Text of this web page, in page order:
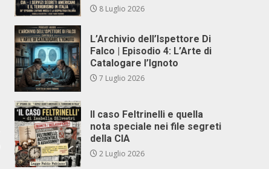
8 Luglio 2026
L’Archivio dell’Ispettore Di
Falco | Episodio 4: L’Arte di
Catalogare l’Ignoto
7 Luglio 2026
Il caso Feltrinelli e quella
nota speciale nei file segreti
della CIA
2 Luglio 2026